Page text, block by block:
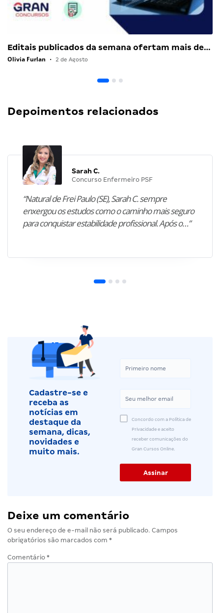
Editais publicados da semana ofertam mais de…
Olivia Furlan • 2 de Agosto
Depoimentos relacionados
Sarah C.
Concurso Enfermeiro PSF
“Natural de Frei Paulo (SE), Sarah C. sempre
enxergou os estudos como o caminho mais seguro
para conquistar estabilidade profissional. Após o…”
Cadastre-se e
receba as
notícias em
destaque da
semana, dicas,
novidades e
muito mais.
Concordo com a Política de
Privacidade e aceito
receber comunicações do
Gran Cursos Online.
Deixe um comentário
O seu endereço de e-mail não será publicado. Campos
obrigatórios são marcados com *
Comentário *